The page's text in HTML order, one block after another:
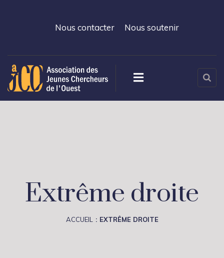
Nous contacter Nous soutenir
Extrême droite
ACCUEIL EXTRÊME DROITE